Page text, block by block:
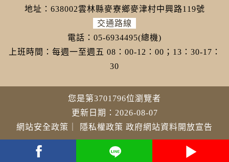
地址：638002雲林縣麥寮鄉麥津村中興路119號
交通路線
電話：05-6934495(總機)
上班時間：每週一至週五 08：00-12：00；13：30-17：
30
您是第3701796位瀏覽者
更新日期：2026-08-07
網站安全政策
隱私權政策 政府網站資料開放宣告